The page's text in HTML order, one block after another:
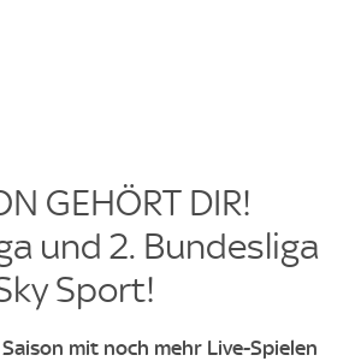
GEHÖRT DIR!
und 2. Bundesliga
Sport!​
mit noch mehr Live-Spielen